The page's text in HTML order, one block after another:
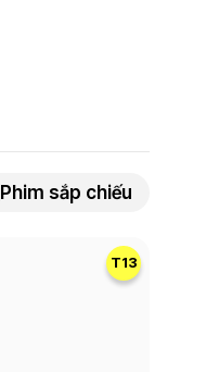
Phim sắp chiếu
T13